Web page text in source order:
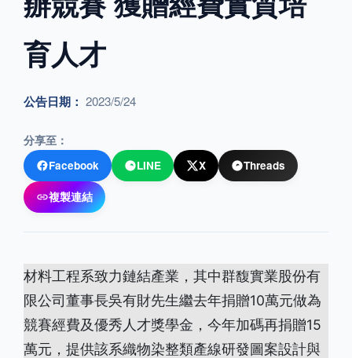
育人才
公告日期： 2023/5/24
分享至：
Facebook LINE X Threads
複製連結
材料工程系致力鏈結產業，其中群馥實業股份有
限公司董事長吳有財先生繼去年捐贈10萬元做為
競賽經費及優秀人才獎學金，今年加碼再捐贈15
萬元，提供該系織物染整類產線研發圖案設計與